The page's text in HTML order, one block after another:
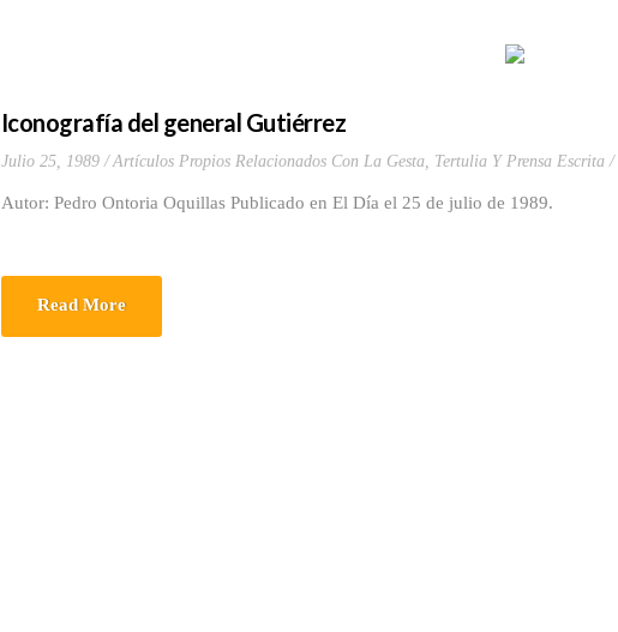
Iconografía del general Gutiérrez
Julio 25, 1989 Artículos Propios Relacionados Con La Gesta, Tertulia Y Prensa Escrita
Autor: Pedro Ontoria Oquillas Publicado en El Día el 25 de julio de 1989.
Read More